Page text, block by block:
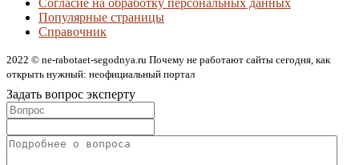
Популярные страницы
Справочник
2022 © ne-rabotaet-segodnya.ru Почему не работают сайты сегодня, как
открыть нужный: неофициальный портал
Задать вопрос эксперту